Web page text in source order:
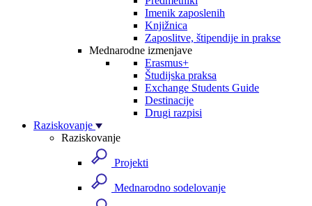
Imenik zaposlenih
Knjižnica
Zaposlitve, štipendije in prakse
Mednarodne izmenjave
Erasmus+
Študijska praksa
Exchange Students Guide
Destinacije
Drugi razpisi
Raziskovanje
Raziskovanje
Projekti
Mednarodno sodelovanje